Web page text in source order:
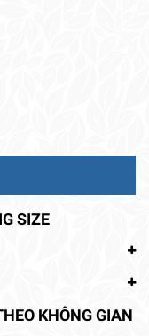
SIZE
KHÔNG GIAN